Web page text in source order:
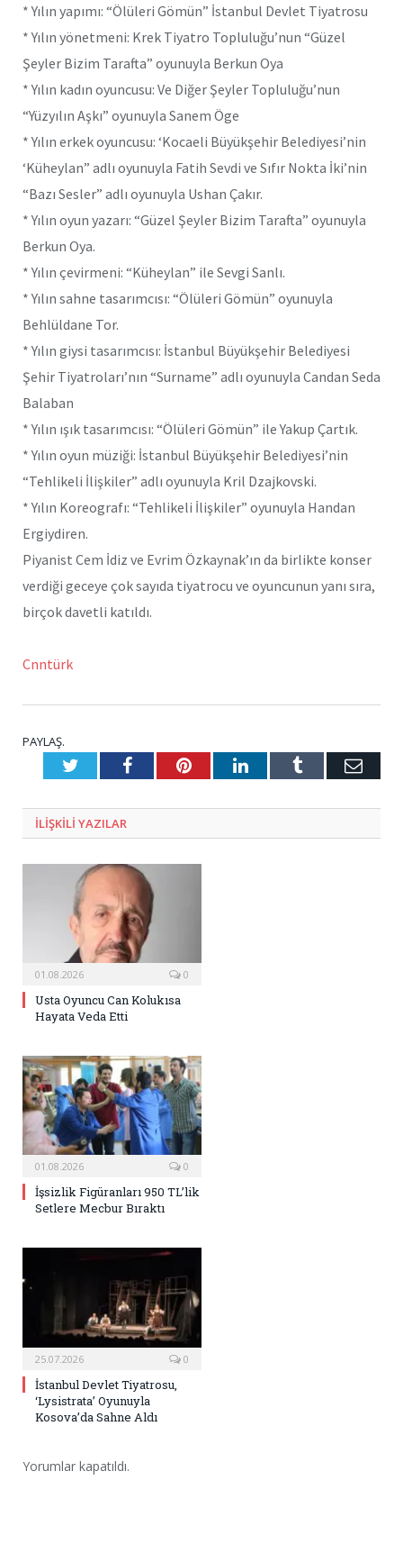
* Yılın yapımı: “Ölüleri Gömün” İstanbul Devlet Tiyatrosu
* Yılın yönetmeni: Krek Tiyatro Topluluğu’nun “Güzel
Şeyler Bizim Tarafta” oyunuyla Berkun Oya
* Yılın kadın oyuncusu: Ve Diğer Şeyler Topluluğu’nun
“Yüzyılın Aşkı” oyunuyla Sanem Öge
* Yılın erkek oyuncusu: ‘Kocaeli Büyükşehir Belediyesi’nin
‘Küheylan” adlı oyunuyla Fatih Sevdi ve Sıfır Nokta İki’nin
“Bazı Sesler” adlı oyunuyla Ushan Çakır.
* Yılın oyun yazarı: “Güzel Şeyler Bizim Tarafta” oyunuyla
Berkun Oya.
* Yılın çevirmeni: “Küheylan” ile Sevgi Sanlı.
* Yılın sahne tasarımcısı: “Ölüleri Gömün” oyunuyla
Behlüldane Tor.
* Yılın giysi tasarımcısı: İstanbul Büyükşehir Belediyesi
Şehir Tiyatroları’nın “Surname” adlı oyunuyla Candan Seda
Balaban
* Yılın ışık tasarımcısı: “Ölüleri Gömün” ile Yakup Çartık.
* Yılın oyun müziği: İstanbul Büyükşehir Belediyesi’nin
“Tehlikeli İlişkiler” adlı oyunuyla Kril Dzajkovski.
* Yılın Koreografı: “Tehlikeli İlişkiler” oyunuyla Handan
Ergiydiren.
Piyanist Cem İdiz ve Evrim Özkaynak’ın da birlikte konser
verdiği geceye çok sayıda tiyatrocu ve oyuncunun yanı sıra,
birçok davetli katıldı.
Cnntürk
PAYLAŞ.
TwitterFacebookPinterestLinkedInTumblr E-
ILIŞKILI YAZILAR
01.08.2026 0
Usta Oyuncu Can Kolukısa
Hayata Veda Etti
01.08.2026 0
İşsizlik Figüranları 950 TL’lik
Setlere Mecbur Bıraktı
25.07.2026 0
İstanbul Devlet Tiyatrosu,
‘Lysistrata’ Oyunuyla
Kosova’da Sahne Aldı
Yorumlar kapatıldı.